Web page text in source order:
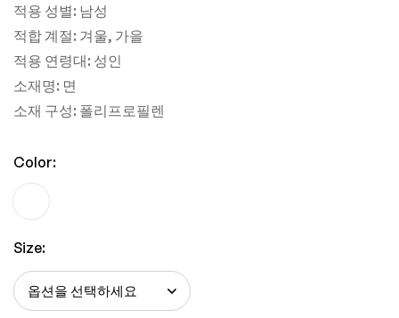
적용 성별: 남성
적합 계절: 겨울, 가을
적용 연령대: 성인
소재명: 면
소재 구성: 폴리프로필렌
Color:
Size: